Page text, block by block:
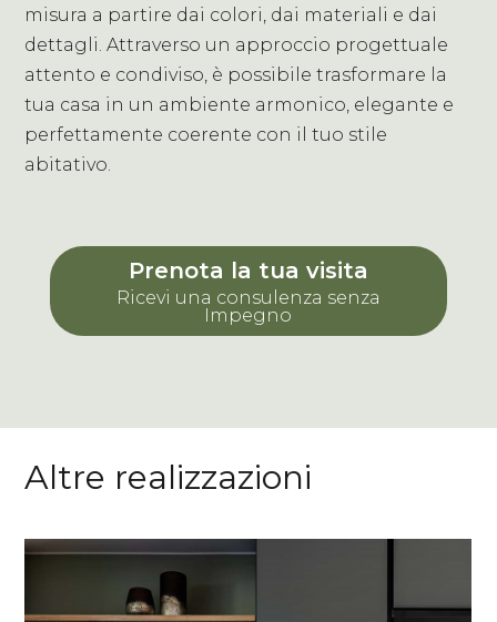
misura a partire dai colori, dai materiali e dai
dettagli. Attraverso un approccio progettuale
attento e condiviso, è possibile trasformare la
tua casa in un ambiente armonico, elegante e
perfettamente coerente con il tuo stile
abitativo.
Prenota la tua visita
Ricevi una consulenza senza
Impegno
Altre realizzazioni